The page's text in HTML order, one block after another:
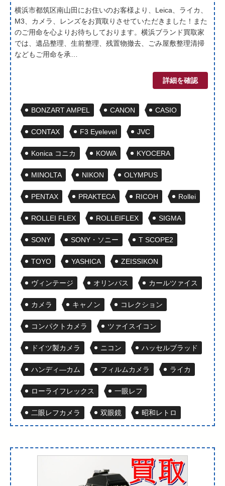
横浜市都筑区南山田にお住いのお客様より、Leica、ライカ、
M3、カメラ、レンズをお買取りさせていただきました！また
のご用命を心よりお待ちしております。横浜ブランド買取家
では、遺品整理、生前整理、残置物撤去、ごみ屋敷整理清掃
などもご用命を承…
詳細を確認
BONZART AMPEL CANON CASIO
CONTAX F3 Eyelevel JVC
Konica コニカ KOWA KYOCERA
MINOLTA NIKON OLYMPUS
PENTAX PRAKTECA RICOH Rollei
ROLLEI FLEX ROLLEIFLEX SIGMA
SONY SONY・ソニー T SCOPE2
TOYO YASHICA ZEISSIKON
ヴィンテージ オリンパス カールツァイス
カメラ キャノン コレクション
コンパクトカメラ ツァイスイコン
ドイツ製カメラ ニコン ハッセルブラッド
ハンディ―カム フィルムカメラ ライカ
ローライフレックス 一眼レフ
二眼レフカメラ 双眼鏡 昭和レトロ